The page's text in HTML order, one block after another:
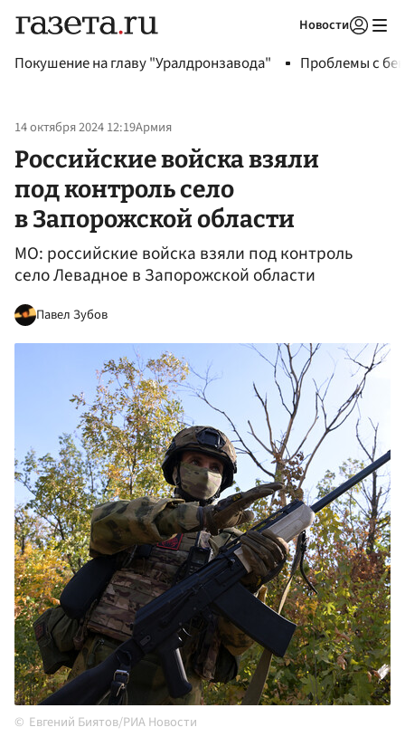
Новости
Покушение на главу "Уралдронзавода" Проблемы с
14 октября 2024 12:19Армия
Российские войска взяли
под контроль село
в Запорожской области
МО: российские войска взяли под контроль
село Левадное в Запорожской области
Павел Зубов
Евгений Биятов/РИА Новости